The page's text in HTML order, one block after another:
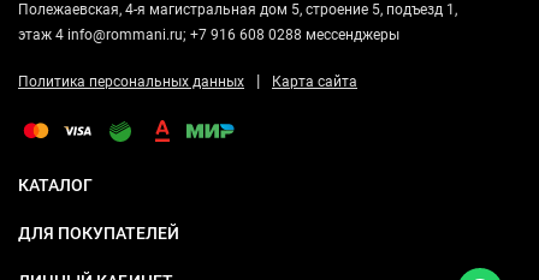
Полежаевская, 4-я магистральная дом 5, строение 5, подъезд 1,
этаж 4 info@rommani.ru; +7 916 608 0288 мессенджеры
Политика персональных данных | Карта сайта
КАТАЛОГ
ДЛЯ ПОКУПАТЕЛЕЙ